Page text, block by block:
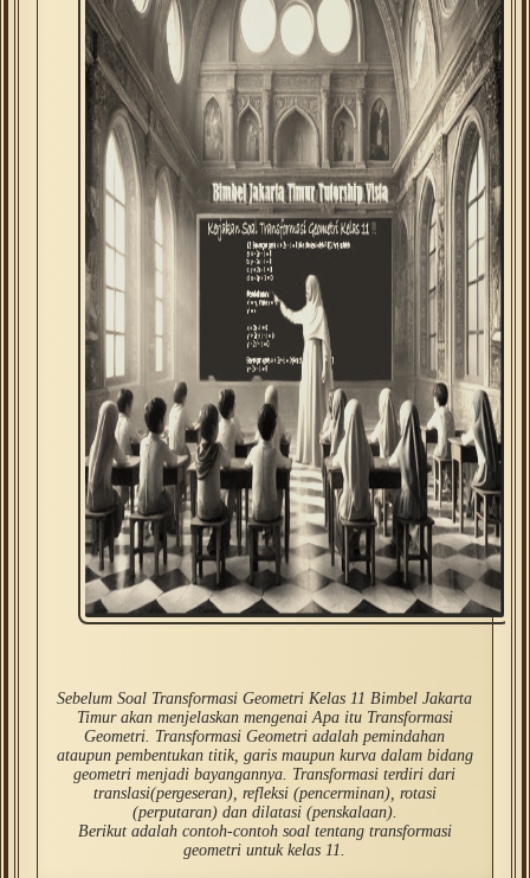
Sebelum Soal Transformasi Geometri Kelas 11 Bimbel Jakarta
Timur akan menjelaskan mengenai Apa itu Transformasi
Geometri. Transformasi Geometri adalah pemindahan
ataupun pembentukan titik, garis maupun kurva dalam bidang
geometri menjadi bayangannya. Transformasi terdiri dari
translasi(pergeseran), refleksi (pencerminan), rotasi
(perputaran) dan dilatasi (penskalaan).
Berikut adalah contoh-contoh soal tentang transformasi
geometri untuk kelas 11.